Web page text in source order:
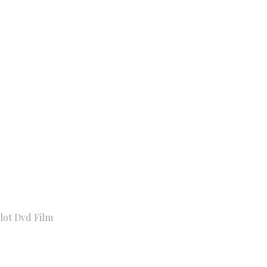
Dvd Film